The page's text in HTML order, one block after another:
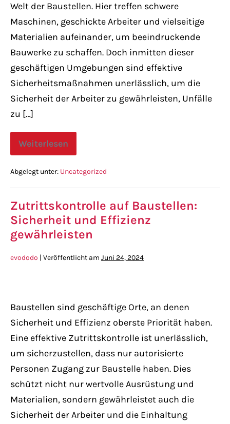
Welt der Baustellen. Hier treffen schwere
Maschinen, geschickte Arbeiter und vielseitige
Materialien aufeinander, um beeindruckende
Bauwerke zu schaffen. Doch inmitten dieser
geschäftigen Umgebungen sind effektive
Sicherheitsmaßnahmen unerlässlich, um die
Sicherheit der Arbeiter zu gewährleisten, Unfälle
zu […]
Weiterlesen
Abgelegt unter: Uncategorized
Zutrittskontrolle auf Baustellen:
Sicherheit und Effizienz
gewährleisten
evododo | Veröffentlicht am Juni 24, 2024
Baustellen sind geschäftige Orte, an denen
Sicherheit und Effizienz oberste Priorität haben.
Eine effektive Zutrittskontrolle ist unerlässlich,
um sicherzustellen, dass nur autorisierte
Personen Zugang zur Baustelle haben. Dies
schützt nicht nur wertvolle Ausrüstung und
Materialien, sondern gewährleistet auch die
Sicherheit der Arbeiter und die Einhaltung